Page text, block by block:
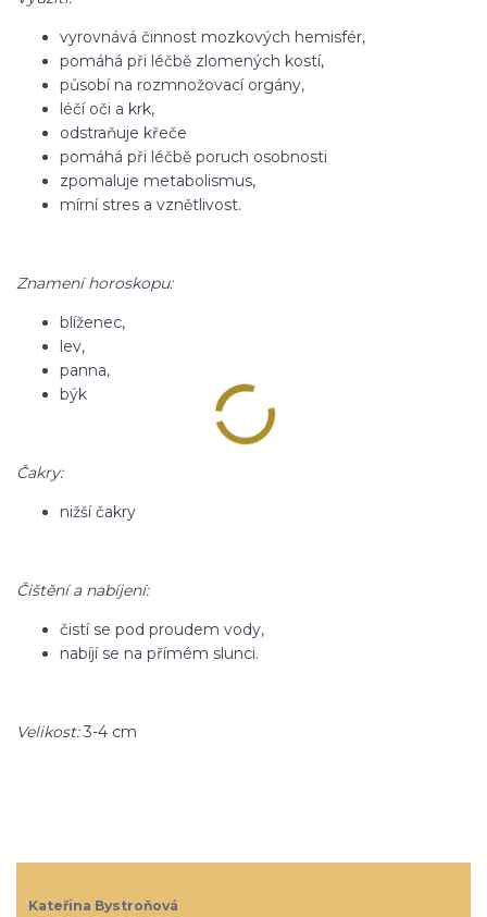
vyrovnává činnost mozkových hemisfér,
pomáhá při léčbě zlomených kostí,
působí na rozmnožovací orgány,
léčí oči a krk,
odstraňuje křeče
pomáhá při léčbě poruch osobnosti
zpomaluje metabolismus,
mírní stres a vznětlivost.
Znamení horoskopu:
blíženec,
lev,
panna,
býk
Čakry:
nižší čakry
Čištění a nabíjení:
čistí se pod proudem vody,
nabíjí se na přímém slunci.
Velikost:3-4 cm
Kateřina Bystroňová